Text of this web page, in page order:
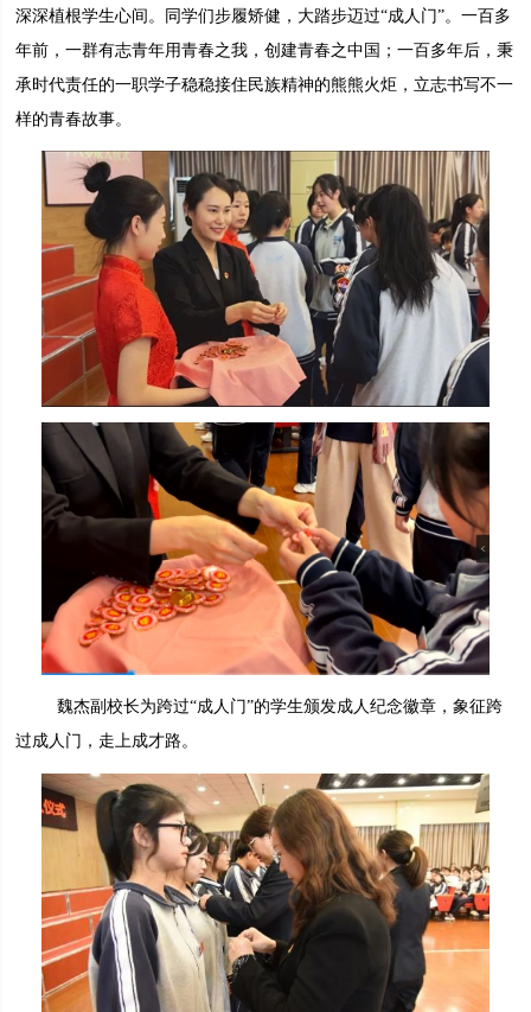
深深植根学生心间。同学们步履矫健，大踏步迈过“成人门”。一百多
年前，一群有志青年用青春之我，创建青春之中国；一百多年后，秉
承时代责任的一职学子稳稳接住民族精神的熊熊火炬，立志书写不一
样的青春故事。
魏杰副校长为跨过“成人门”的学生颁发成人纪念徽章，象征跨
过成人门，走上成才路。